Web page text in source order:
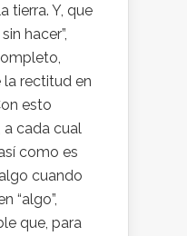
tierra. Y, que
hacer”,
la rectitud en
esto
a cada cual
como es
cuando
“algo”,
que, para